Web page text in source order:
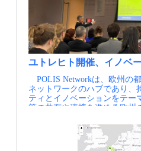
Marta(Metropolitan Atlanta
Authority）からは、データの
る観点から、効果的かつタイ
きる形でデータを活用できる
ータガバナンスの研修コース
に取り組んでいることが報告さ
ネアポリスのMetro
は、取得されたデータ処理の
み、データサイエンティスト
呼ぶそうだ）による分析がし
実現しています。 オースティンのCapital Metro
は、データ駆動型パフォーマ
（Analytics Platform）を構築
ドによるデータ可視化を導入
ユトレヒト開催、イノベ
POLIS Networkは、欧州の
ネットワークのハブであり、
ティとイノベーションをテー
策の共有や連携を進める欧州
ランダ・ユトレヒトの劇場兼
ました。会場には、約1,500人
ィリーダー、政策立案者、研